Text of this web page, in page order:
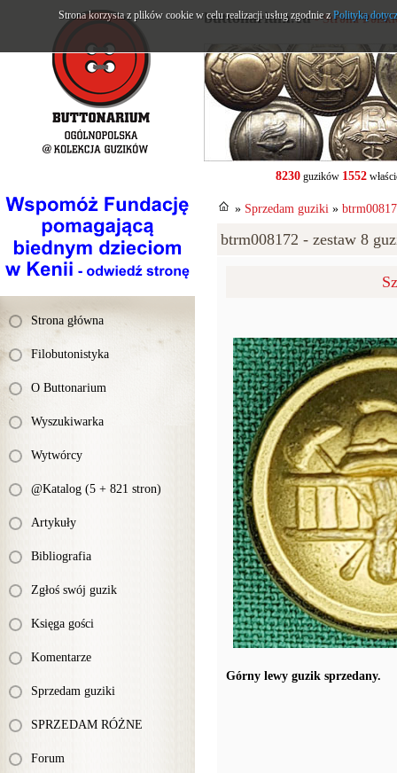
Strona główna
Filobutonistyka
O Buttonarium
Wyszukiwarka
Wytwórcy
@Katalog (5 + 821 stron)
Artykuły
Bibliografia
Zgłoś swój guzik
Księga gości
Komentarze
Sprzedam guziki
SPRZEDAM RÓŻNE
Forum
buttonarium.eu- Strona
8230guzików 1552
» Sprzedam guziki »
btrm008172 - zestaw 8
Górny lewy guzik sprzedany.
Strona korzysta z plików cookie w celu realizacji usług zgodnie zPolityką